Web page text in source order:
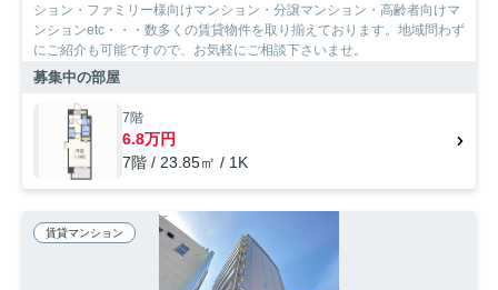
ション・ファミリー様向けマンション・分譲マンション・高齢者向けマ
ンションetc・・・数多くの賃貸物件を取り揃えております。地域問わず
にご紹介も可能ですので、お気軽にご相談下さいませ。
募集中の部屋
7階
6.8万円
7階 / 23.85㎡ / 1K
賃貸マンション